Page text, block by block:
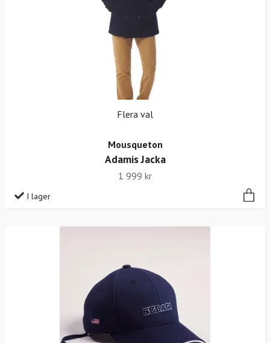
Flera val
Mousqueton
Adamis Jacka
1 999 kr
I lager